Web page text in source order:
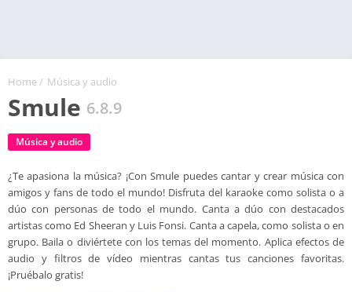
Home/ Música y audio
Smule 6.8.9
Música y audio
¿Te apasiona la música? ¡Con Smule puedes cantar y crear música con
amigos y fans de todo el mundo! Disfruta del karaoke como solista o a
dúo con personas de todo el mundo. Canta a dúo con destacados
artistas como Ed Sheeran y Luis Fonsi. Canta a capela, como solista o en
grupo. Baila o diviértete con los temas del momento. Aplica efectos de
audio y filtros de vídeo mientras cantas tus canciones favoritas.
¡Pruébalo gratis!